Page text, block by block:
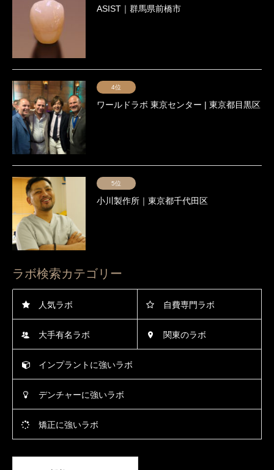
ASIST｜群馬県前橋市
4位
ワールドラボ 東京センター | 東京都目黒区
5位
小川製作所｜東京都千代田区
ラボ検索カテゴリー
人気ラボ 自費専門ラボ
大手有名ラボ 関東のラボ
インプラントに強いラボ
デンチャーに強いラボ
矯正に強いラボ